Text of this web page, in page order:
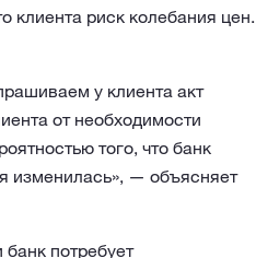
клиента риск колебания цен.
у клиента акт
от необходимости
того, что банк
изменилась», — объясняет
потребует